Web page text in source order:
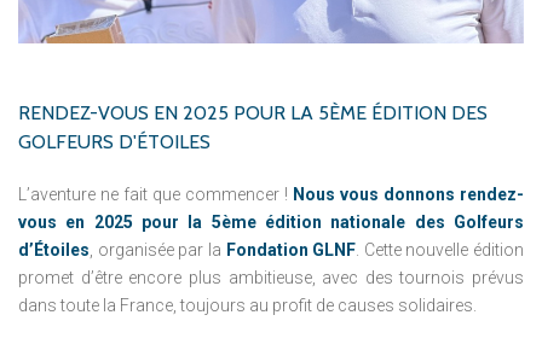
RENDEZ-VOUS EN 2025 POUR LA 5ÈME ÉDITION DES
GOLFEURS D'ÉTOILES
L’aventure ne fait que commencer ! Nous vous donnons rendez-
vous en 2025 pour la 5ème édition nationale des Golfeurs
d’Étoiles, organisée par la Fondation GLNF. Cette nouvelle édition
promet d’être encore plus ambitieuse, avec des tournois prévus
dans toute la France, toujours au profit de causes solidaires.